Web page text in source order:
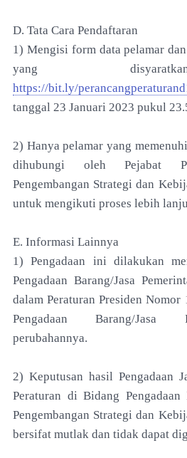
D. Tata Cara Pendaftaran
1) Mengisi form data pelamar
yang
https://bit.ly/
tanggal 23 Januari 2023 pukul
2) Hanya pelamar yang
dihubungi oleh Pejabat
Pengembangan Strategi dan
untuk mengikuti proses lebih
E. Informasi Lainnya
1) Pengadaan ini dilakukan
Pengadaan Barang/Jasa
dalam Peraturan Presiden Nomor
Pengadaan Barang/Jasa
perubahannya.
2) Keputusan hasil Pengadaan
Peraturan di Bidang Pengadaan
Pengembangan Strategi dan
bersifat mutlak dan tidak dapat